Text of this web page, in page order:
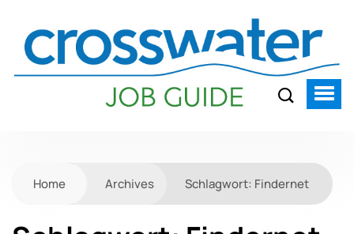
Home Archives Schlagwort: Findernet